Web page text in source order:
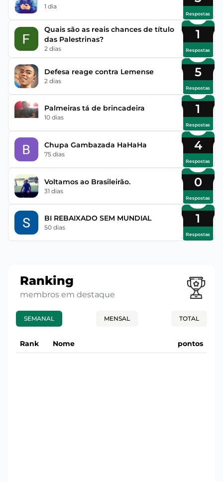
1 dia
Respostas
Quais são as reais chances de título
das Palestrinas?
2 dias
1
Respostas
Defesa reage contra Lemense
2 dias
5
Respostas
Palmeiras tá de brincadeira
10 dias
1
Respostas
Chupa Gambazada HaHaHa
75 dias
4
Respostas
Voltamos ao Brasileirão.
31 dias
0
Respostas
BI REBAIXADO SEM MUNDIAL
50 dias
1
Respostas
Ranking
membros em destaque
SEMANAL MENSAL TOTAL
Rank Nome pontos